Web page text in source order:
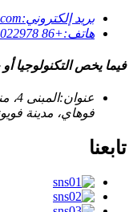
بريد إلكتروني:
هاتف:+86 15575022978
فيما يخص التكنولوجيا
عنوان:
فوهاي، مدينة
تابعنا